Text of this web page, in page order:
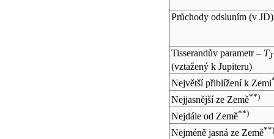
Průchody odsluním (v JD)
Tisserandův parametr – TJ
(vztažený k Jupiteru)
Největší přiblížení k Zemi
Nejjasnější ze Země**)
Nejdále od Země**)
Nejméně jasná ze Země**)